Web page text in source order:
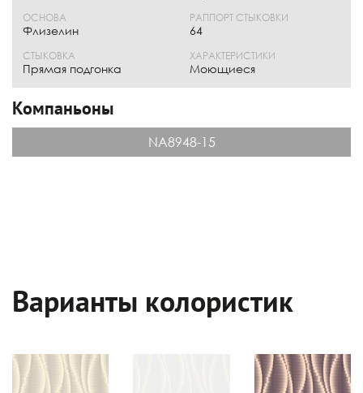
ОСНОВА
Флизелин
РАППОРТ СТЫКОВКИ
64
СТЫКОВКА
Прямая подгонка
ХАРАКТЕРИСТИКИ
Моющиеся
Компаньоны
NA8948-15
Варианты колористик